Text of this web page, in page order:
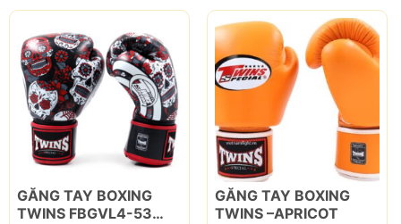
thể
chọn
trên
trang
thể
được
chọn
trên
trang
GĂNG TAY BOXING
TWINS FBGVL4-53
Sản
phẩm
GĂNG TAY BOXING
TWINS –APRICOT
Sản
phẩm